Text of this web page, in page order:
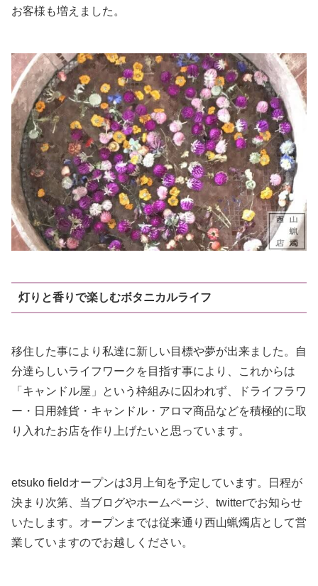
お客様も増えました。
灯りと香りで楽しむボタニカルライフ
移住した事により私達に新しい目標や夢が出来ました。自
分達らしいライフワークを目指す事により、これからは
「キャンドル屋」という枠組みに囚われず、ドライフラワ
ー・日用雑貨・キャンドル・アロマ商品などを積極的に取
り入れたお店を作り上げたいと思っています。
etsuko fieldオープンは3月上旬を予定しています。日程が
決まり次第、当ブログやホームページ、twitterでお知らせ
いたします。オープンまでは従来通り西山蝋燭店として営
業していますのでお越しください。